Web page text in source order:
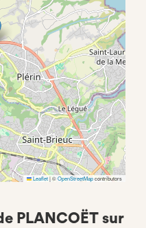
Leaflet|©OpenStreetMapcontributors
PLANCOËT sur